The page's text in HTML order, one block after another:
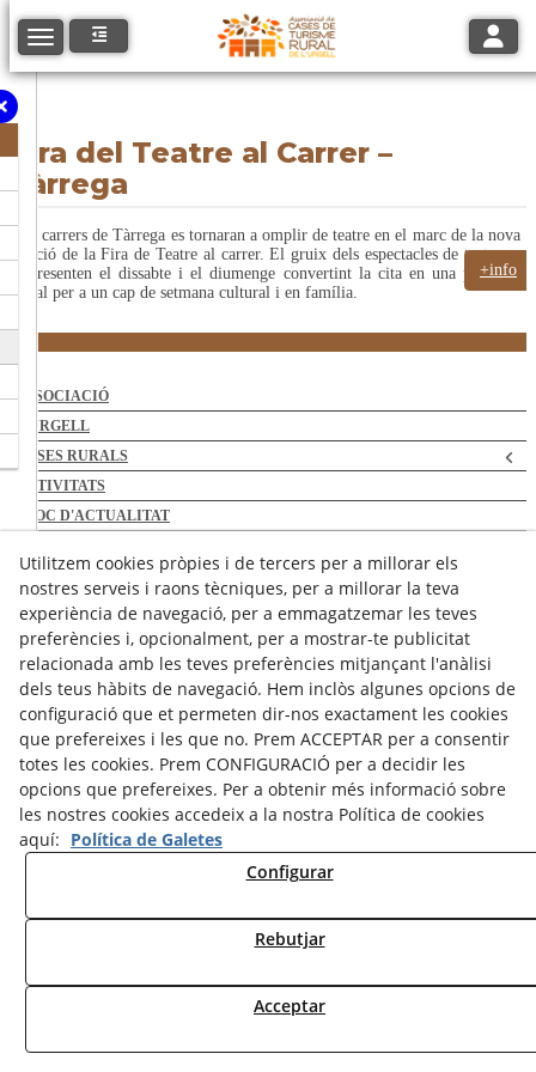
Toggle navigation
Fira del Teatre al Carrer –
Tàrrega
+info
Els carrers de Tàrrega es tornaran a omplir de teatre en el marc de la nova
edició de la Fira de Teatre al carrer. El gruix dels espectacles de teatre es
representen el dissabte i el diumenge convertint la cita en una proposta
ideal per a un cap de setmana cultural i en família.
ASSOCIACIÓ
L'URGELL
CASES RURALS
ACTIVITATS
BLOC D'ACTUALITAT
CONTACTE
Amb la col·laboració de:
Associats amb:
Utilitzem cookies pròpies i de tercers per a millorar els
nostres serveis i raons tècniques, per a millorar la teva
experiència de navegació, per a emmagatzemar les teves
preferències i, opcionalment, per a mostrar-te publicitat
relacionada amb les teves preferències mitjançant l'anàlisi
dels teus hàbits de navegació. Hem inclòs algunes opcions de
configuració que et permeten dir-nos exactament les cookies
que prefereixes i les que no. Prem ACCEPTAR per a consentir
totes les cookies. Prem CONFIGURACIÓ per a decidir les
opcions que prefereixes. Per a obtenir més informació sobre
les nostres cookies accedeix a la nostra Política de cookies
aquí: Política de Galetes
Configurar
Rebutjar
Acceptar